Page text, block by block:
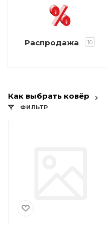
Распродажа 10
Как выбрать ковёр
ФИЛЬТР